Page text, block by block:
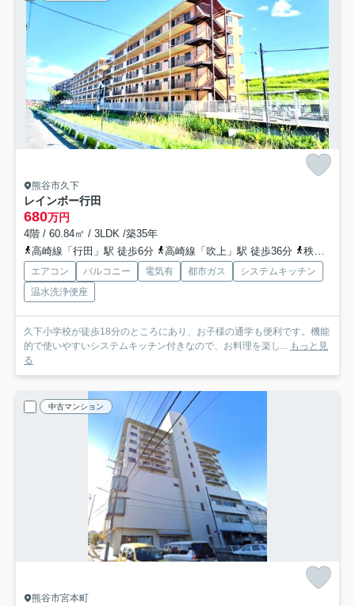
熊谷市久下
レインボー行田
680万円
4階 / 60.84㎡ / 3LDK /築35年
高崎線「行田」駅 徒歩6分
高崎線「吹上」駅 徒歩36分 秩父鉄道「ソシオ流通センター」駅 バス20分 埼玉県熊谷市「久下一丁目」 停歩5分
エアコン バルコニー 電気有 都市ガス
システムキッチン
温水洗浄便座
久下小学校が徒歩18分のところにあり、お子様の通学も便利です。機能
的で使いやすいシステムキッチン付きなので、お料理を楽し... もっと見
る
中古マンション
熊谷市宮本町